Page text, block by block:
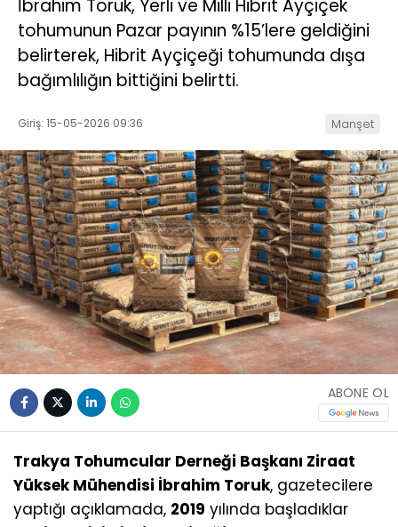
İbrahim Toruk, Yerli ve Milli Hibrit Ayçiçek
tohumunun Pazar payının %15’lere geldiğini
belirterek, Hibrit Ayçiçeği tohumunda dışa
bağımlılığın bittiğini belirtti.
Giriş: 15-05-2026 09:36 Manşet
ABONE OL
Trakya Tohumcular Derneği Başkanı Ziraat
Yüksek Mühendisi İbrahim Toruk, gazetecilere
yaptığı açıklamada, 2019 yılında başladıklar